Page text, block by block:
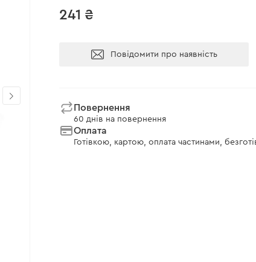
241 ₴
Повідомити про наявність
Повернення
60 днів на повернення
Оплата
Готівкою, картою, оплата частинами,